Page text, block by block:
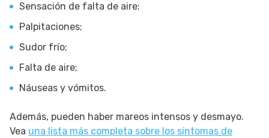
Sensación de falta de aire;
Palpitaciones;
Sudor frío;
Falta de aire;
Náuseas y vómitos.
Además, pueden haber mareos intensos y desmayo.
Vea una lista más completa sobre los síntomas de